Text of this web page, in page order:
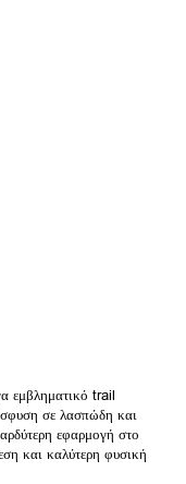
εμβληματικό trail
σε λασπώδη και
εφαρμογή στο
και καλύτερη φυσική